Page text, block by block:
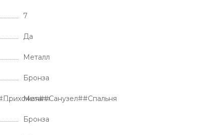
7
Да
Металл
Бронза
Металл
Бронза